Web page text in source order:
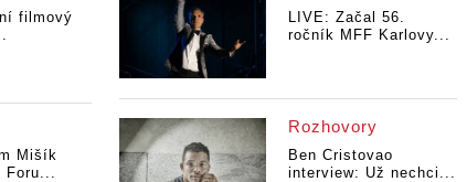
filmový
LIVE: Začal 56.
ročník MFF Karlovy...
Mišík
Rozhovory
Ben Cristovao
interview: Už nechci...